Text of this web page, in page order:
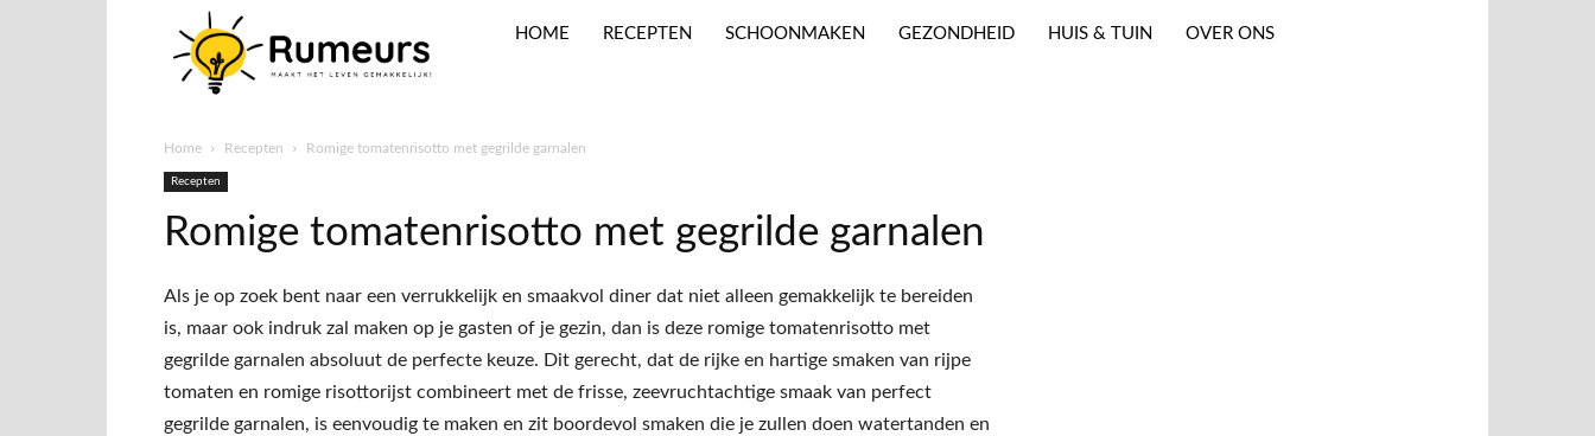
HOME RECEPTEN SCHOONMAKEN GEZONDHEID HUIS & TUIN OVER ONS
Home Recepten Romige tomatenrisotto met gegrilde garnalen
Recepten
Romige tomatenrisotto met gegrilde garnalen
Als je op zoek bent naar een verrukkelijk en smaakvol diner dat niet alleen gemakkelijk te bereiden
is, maar ook indruk zal maken op je gasten of je gezin, dan is deze romige tomatenrisotto met
gegrilde garnalen absoluut de perfecte keuze. Dit gerecht, dat de rijke en hartige smaken van rijpe
tomaten en romige risottorijst combineert met de frisse, zeevruchtachtige smaak van perfect
gegrilde garnalen, is eenvoudig te maken en zit boordevol smaken die je zullen doen watertanden en